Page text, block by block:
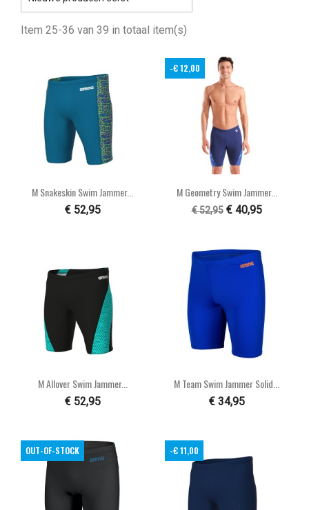
Item 25-36 van 39 in totaal item(s)
M Snakeskin Swim Jammer...
€ 52,95
M Geometry Swim Jammer...
€ 52,95 € 40,95
-€ 12,00
M Allover Swim Jammer...
€ 52,95
M Team Swim Jammer Solid...
€ 34,95
OUT-OF-STOCK -€ 11,00